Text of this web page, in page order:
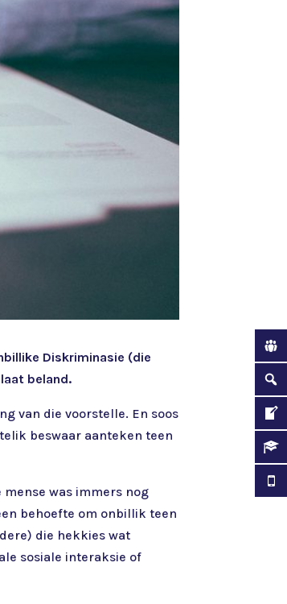
Diskriminasie (die
beland.
van die voorstelle. En soos
beswaar aanteken teen
was immers nog
behoefte om onbillik teen
die hekkies wat
sosiale interaksie of